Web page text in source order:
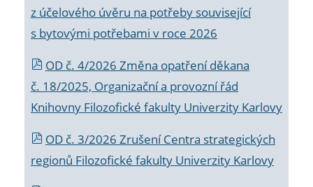
z účelového úvěru na potřeby související
s bytovými potřebami v roce 2026
OD č. 4/2026 Změna opatření děkana
č. 18/2025, Organizační a provozní řád
Knihovny Filozofické fakulty Univerzity Karlovy
OD č. 3/2026 Zrušení Centra strategických
regionů Filozofické fakulty Univerzity Karlovy